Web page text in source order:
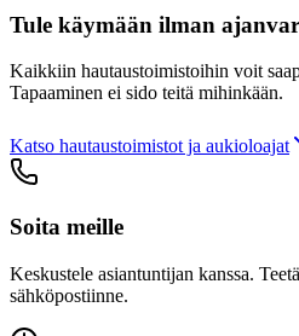
Tule käymään ilman
Kaikkiin hautaustoimistoihin voit
Tapaaminen ei sido teitä mihinkään.
Katso hautaustoimistot ja aukioloajat
Soita meille
Keskustele asiantuntijan kanssa.
sähköpostiinne.